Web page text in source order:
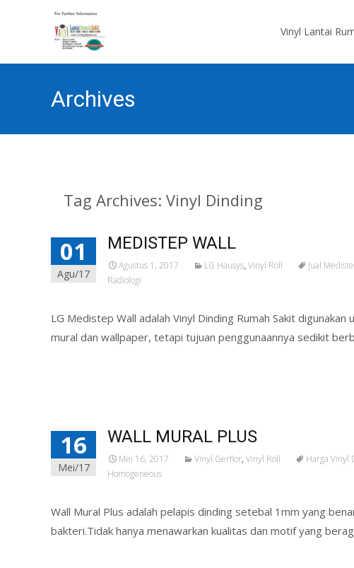
Vinyl Lantai
Archives
Tag Archives: Vinyl Dinding
01
Agu/17
MEDISTEP WALL
Agustus 1, 2017 LG Hausys, Vinyl Roll Jual
Radiologi
LG Medistep Wall adalah Vinyl Dinding Rumah Sakit
mural dan wallpaper, tetapi tujuan penggunaannya sedikit
16
Mei/17
WALL MURAL PLUS
Mei 16, 2017 Vinyl Gerflor, Vinyl Roll Harga Vinyl
Homogeneous
Wall Mural Plus adalah pelapis dinding setebal 1mm yang
bakteri.Tidak hanya menawarkan kualitas dan motif yang